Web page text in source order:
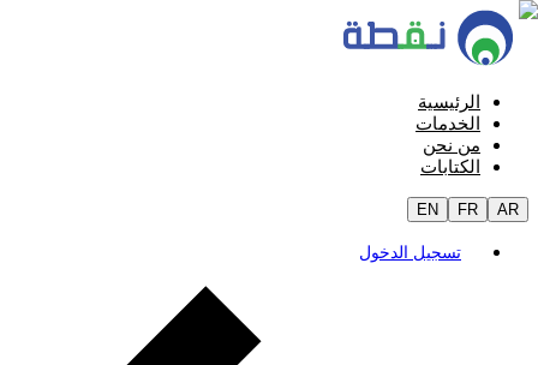
الرئيسية
الخدمات
من نحن
الكتابات
EN FR AR
تسجيل الدخول